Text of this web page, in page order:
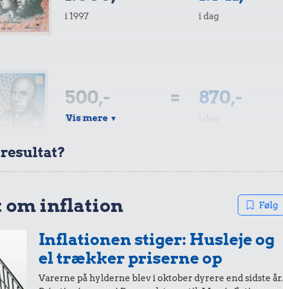
i 1997 i dag
500,-
i 1997
= 870,-
200,- 348,-
Vis mere ▼
om inflation Følg
Inflationen stiger: Husleje og
el trækker priserne op
Varerne på hylderne blev i oktober dyrere end sidste år.